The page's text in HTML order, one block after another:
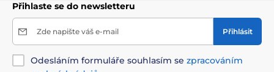
Přihlaste se do newsletteru
Zde napište váš e-mail Přihlásit
Odesláním formuláře souhlasím se zpracováním